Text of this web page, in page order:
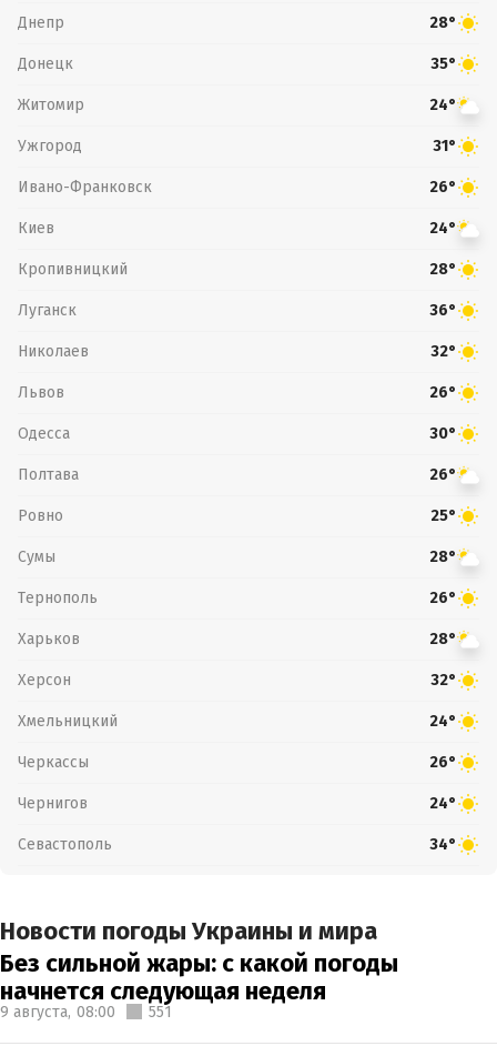
Днепр 28°
Донецк 35°
Житомир 24°
Ужгород 31°
Ивано-Франковск 26°
Киев 24°
Кропивницкий 28°
Луганск 36°
Николаев 32°
Львов 26°
Одесса 30°
Полтава 26°
Ровно 25°
Сумы 28°
Тернополь 26°
Харьков 28°
Херсон 32°
Хмельницкий 24°
Черкассы 26°
Чернигов 24°
Севастополь 34°
Новости погоды Украины и мира
Без сильной жары: с какой погоды
начнется следующая неделя
9 августа, 08:00 551